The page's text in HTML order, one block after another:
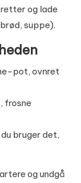
og lade
suppe).
pot, ovnret
frosne
bruger det,
og undgå